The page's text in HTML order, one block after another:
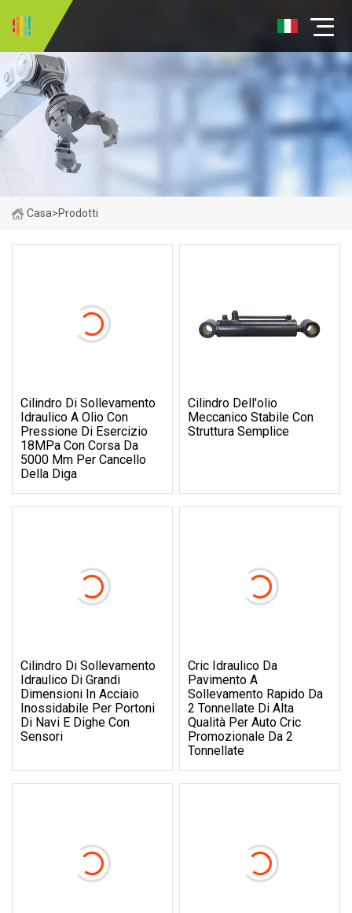
Casa>Prodotti
Cilindro Di Sollevamento
Idraulico A Olio Con
Pressione Di Esercizio
18MPa Con Corsa Da
5000 Mm Per Cancello
Della Diga
Cilindro Dell'olio
Meccanico Stabile Con
Struttura Semplice
Cilindro Di Sollevamento
Idraulico Di Grandi
Dimensioni In Acciaio
Inossidabile Per Portoni
Di Navi E Dighe Con
Sensori
Cric Idraulico Da
Pavimento A
Sollevamento Rapido Da
2 Tonnellate Di Alta
Qualità Per Auto Cric
Promozionale Da 2
Tonnellate